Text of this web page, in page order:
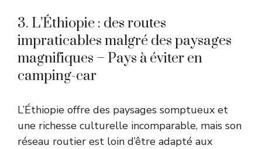
3. L’Éthiopie : des routes
impraticables malgré des paysages
magnifiques – Pays à éviter en
camping-car
L’Éthiopie offre des paysages somptueux et
une richesse culturelle incomparable, mais son
réseau routier est loin d’être adapté aux